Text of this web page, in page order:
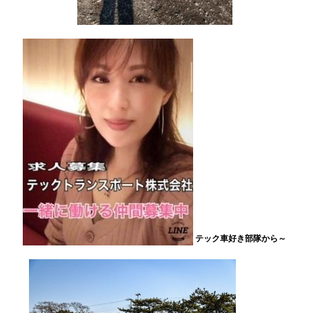
テック車好き部隊から～